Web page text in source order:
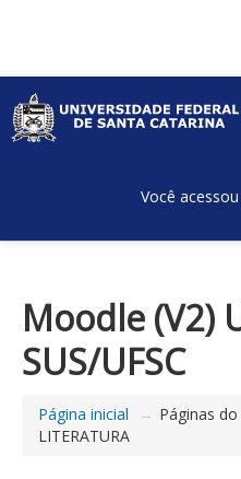
Você
Moodle (V2)
SUS/UFSC
Página inicial → Páginas
LITERATURA